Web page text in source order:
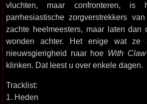
vluchten, maar confronteren, is
parrhesiastische zorgverstrekkers
zachte heelmeesters, maar laten dan
wonden achter. Het enige wat ze
nieuwsgierigheid naar hoe With
klinken. Dat leest u over enkele dagen.
Tracklist:
1. Heden